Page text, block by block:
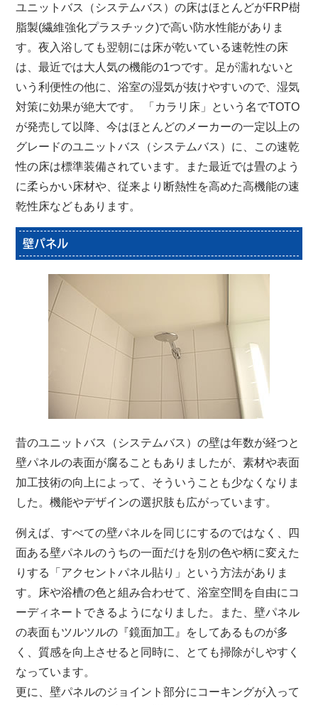
ユニットバス（システムバス）の床はほとんどがFRP樹
脂製(繊維強化プラスチック)で高い防水性能がありま
す。夜入浴しても翌朝には床が乾いている速乾性の床
は、最近では大人気の機能の1つです。足が濡れないと
いう利便性の他に、浴室の湿気が抜けやすいので、湿気
対策に効果が絶大です。 「カラリ床」という名でTOTO
が発売して以降、今はほとんどのメーカーの一定以上の
グレードのユニットバス（システムバス）に、この速乾
性の床は標準装備されています。また最近では畳のよう
に柔らかい床材や、従来より断熱性を高めた高機能の速
乾性床などもあります。
壁パネル
昔のユニットバス（システムバス）の壁は年数が経つと
壁パネルの表面が腐ることもありましたが、素材や表面
加工技術の向上によって、そういうことも少なくなりま
した。機能やデザインの選択肢も広がっています。
例えば、すべての壁パネルを同じにするのではなく、四
面ある壁パネルのうちの一面だけを別の色や柄に変えた
りする「アクセントパネル貼り」という方法がありま
す。床や浴槽の色と組み合わせて、浴室空間を自由にコ
ーディネートできるようになりました。また、壁パネル
の表面もツルツルの『鏡面加工』をしてあるものが多
く、質感を向上させると同時に、とても掃除がしやすく
なっています。
更に、壁パネルのジョイント部分にコーキングが入って